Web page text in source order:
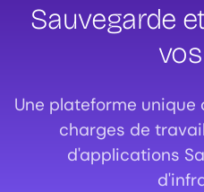
Sauvegarde
Une plateforme
charges de
d'applications